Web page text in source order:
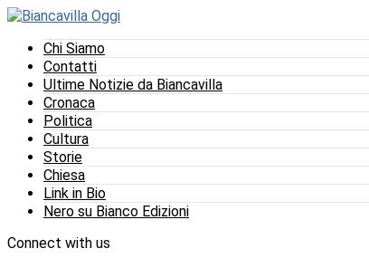
Chi Siamo
Contatti
Ultime Notizie da Biancavilla
Cronaca
Politica
Cultura
Storie
Chiesa
Link in Bio
Nero su Bianco Edizioni
Connect with us